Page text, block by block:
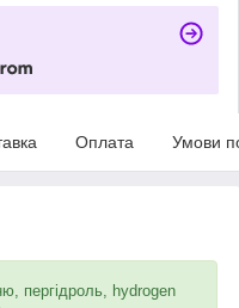
Оплата Умови
пергідроль, hydrogen